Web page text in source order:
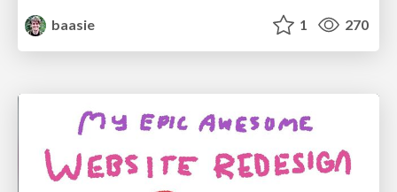
baasie
1 270